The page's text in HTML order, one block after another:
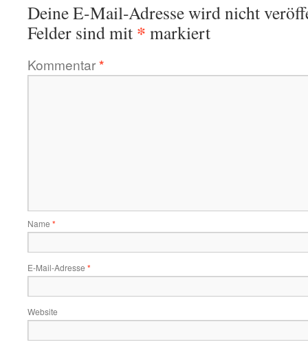
Deine E-Mail-Adresse wird nicht
Felder sind mit * markiert
Kommentar*
Name *
E-Mail-Adresse *
Website